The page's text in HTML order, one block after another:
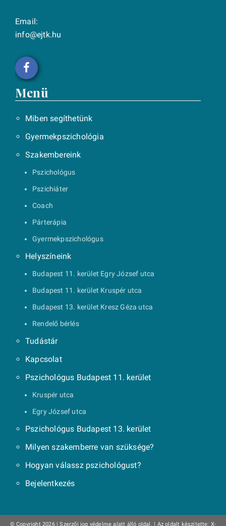
Email:
info@ejtk.hu
Menü
Miben segíthetünk
Gyermekpszichológia
Szakembereink
Pszichológus
Pszichiáter
Coach
Párterápia
Gyermekpszichológus
Helyszíneink
Budapest 11. kerület Egry József utca
Budapest 11. kerület Kruspér utca
Budapest 13. kerület Kresz Géza utca
Rendelő bérlés
Tudástár
Kapcsolat
Pszichológus Budapest 11. kerület
Kruspér utca
Egry József utca
Pszichológus Budapest 13. kerület
Milyen szakemberre van szüksége?
Hogyan válassz pszichológust?
Bejelentkezés
© Copyright 2026 | Szerzői jog védelme alatt álló oldal. | Az oldalt készítette: X-